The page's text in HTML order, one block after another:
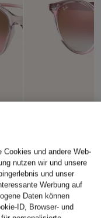
Ray-Ban
Cookies und andere Web-
nutzen wir und unsere
und unser
Werbung auf
Daten können
ID, Browser- und